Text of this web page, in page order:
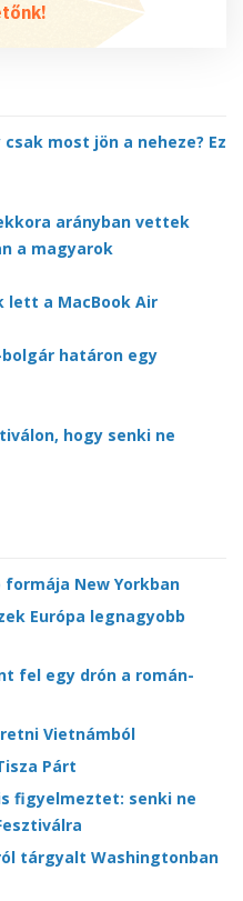
most jön a neheze? Ez
arányban vettek
a magyarok
lett a MacBook Air
határon egy
hogy senki ne
New Yorkban
Európa legnagyobb
fel egy drón a román-
Vietnámból
Párt
figyelmeztet: senki ne
tárgyalt Washingtonban